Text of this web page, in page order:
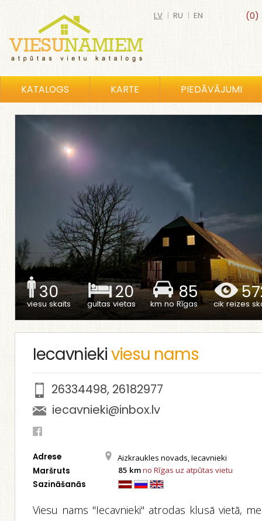
(0)
LV | RU | EN
KATALOGS KARTE PIEDĀVĀJUMI
30
viesu skaits
20
gultas vietas
85
km no Rīgas cik reizes
Iecavniekiviesu nams
26334498, 26182977
iecavnieki@inbox.lv
Adrese Aizkraukles novads, Iecavnieki
Maršruts 85 kmno Rīgas uz atpūtas vietu
Sazināšanās
Viesu nams "Iecavnieki" atrodas klusā vietā,